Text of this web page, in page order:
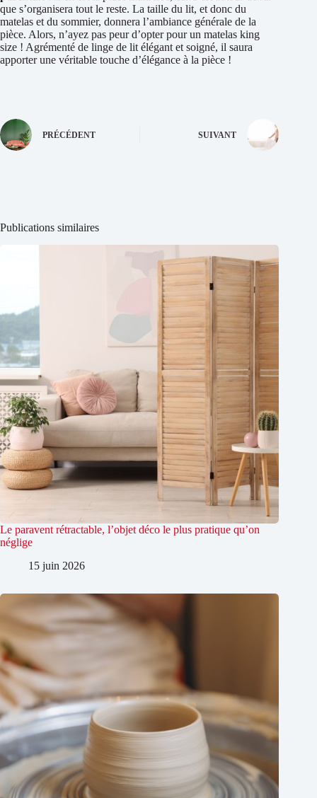
que s’organisera tout le reste. La taille du lit, et donc du
matelas et du sommier, donnera l’ambiance générale de la
pièce. Alors, n’ayez pas peur d’opter pour un matelas king
size ! Agrémenté de linge de lit élégant et soigné, il saura
apporter une véritable touche d’élégance à la pièce !
PRÉCÉDENT SUIVANT
Publications similaires
Le paravent rétractable, l’objet déco le plus pratique qu’on
néglige
15 juin 2026